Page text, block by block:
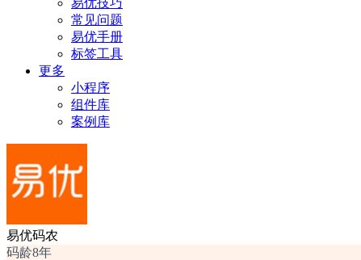
易优技巧
常见问题
易优手册
标签工具
更多
小程序
组件库
案例库
易优码农
码龄8年